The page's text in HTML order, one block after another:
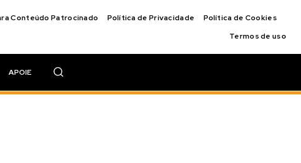
Conteúdo Patrocinado Política de Privacidade
Política de Cookies
Termos de uso
APOIE